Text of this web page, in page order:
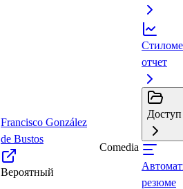
Francisco González
de Bustos
Вероятный
Comedia
отчет
Доступ
резюме